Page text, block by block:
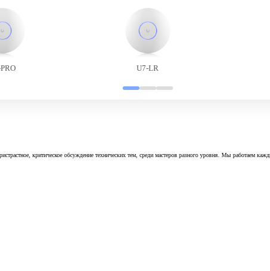
U7-LR
критическое обсуждение технических тем, среди мастеров разного уровня. Мы работаем